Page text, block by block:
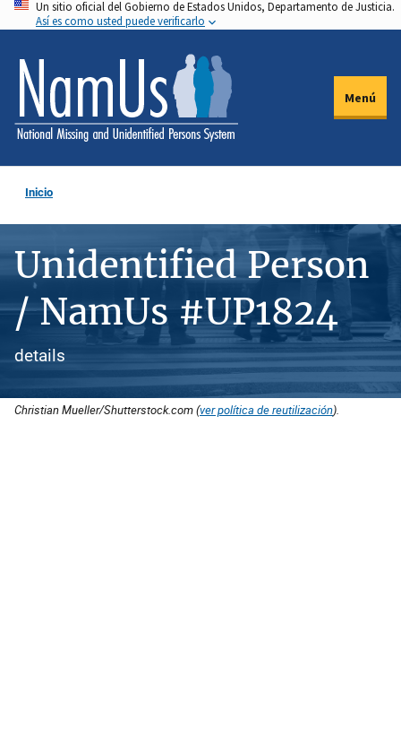
Pasar
al
contenido
principal
Un sitio oficial del Gobierno de Estados Unidos, Departamento de Justicia.
Así es como usted puede verificarlo
Menú
Inicio
Unidentified Person
/ NamUs #UP1824
details
Christian Mueller/Shutterstock.com (ver política de reutilización).